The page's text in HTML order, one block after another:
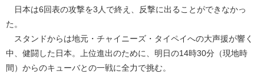
日本は6回表の攻撃を3人で終え、反撃に出ることができなかっ
た。
スタンドからは地元・チャイニーズ・タイペイへの大声援が響く
中、健闘した日本。上位進出のために、明日の14時30分（現地時
間）からのキューバとの一戦に全力で挑む。